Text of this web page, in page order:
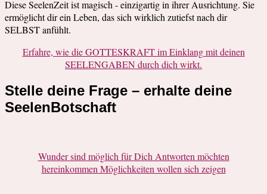
Diese SeelenZeit ist magisch - einzigartig in ihrer Ausrichtung. Sie
ermöglicht dir ein Leben, das sich wirklich zutiefst nach dir
SELBST anfühlt.
Erfahre, wie die GOTTESKRAFT im Einklang mit deinen
SEELENGABEN durch dich wirkt.
Stelle deine Frage – erhalte deine
SeelenBotschaft
Wunder sind möglich für Dich Antworten möchten
hereinkommen Möglichkeiten wollen sich zeigen